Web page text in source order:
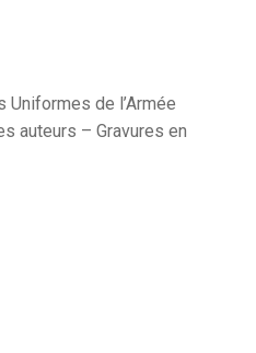
Uniformes de l’Armée
auteurs – Gravures en